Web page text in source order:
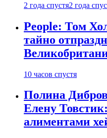
2 года спустя2 года
People: Том
тайно
10 часов спустя
Полина
Елену
алиментами